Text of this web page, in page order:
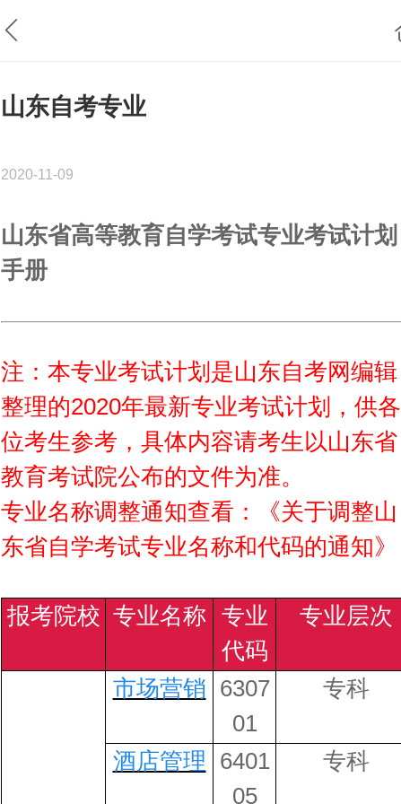
山东自考专业
2020-11-09
山东省高等教育自学考试专业考试计划
手册
注：本专业考试计划是山东自考网编辑
整理的2020年最新专业考试计划，供各
位考生参考，具体内容请考生以山东省
教育考试院公布的文件为准。
专业名称调整通知查看：
《关于调整山
东省自学考试专业名称和代码的通知》
报考院校 专业名称
专业
代码
专业层次
市场营销
6307
01
专科
酒店管理
6401
05
专科